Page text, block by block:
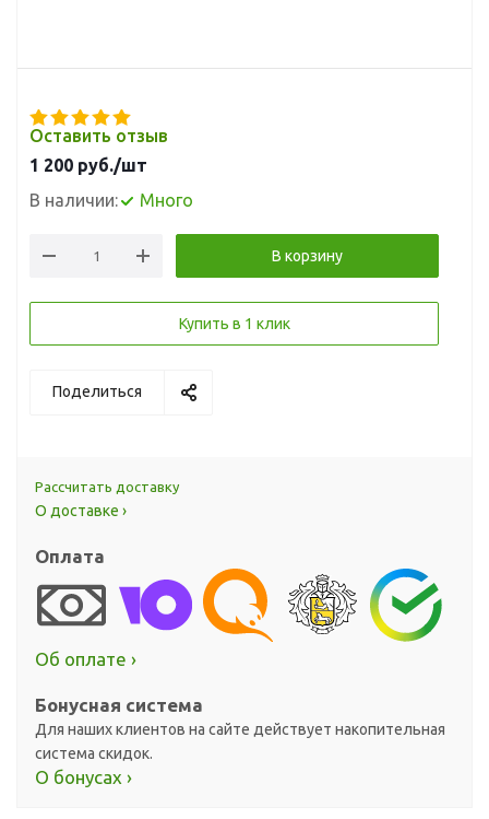
Оставить отзыв
1 200 руб./шт
В наличии:
Много
В корзину
Купить в 1 клик
Поделиться
Рассчитать доставку
О доставке ›
Оплата
Об оплате ›
Бонусная система
Для наших клиентов на сайте действует накопительная
система скидок.
О бонусах ›